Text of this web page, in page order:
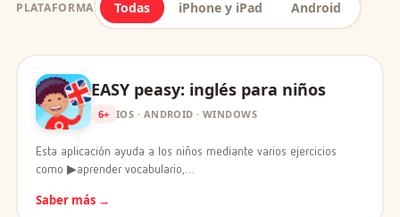
PLATAFORMA Todas iPhone y iPad Android
EASY peasy: inglés para niños
6+ IOS · ANDROID · WINDOWS
Esta aplicación ayuda a los niños mediante varios ejercicios
como ▶aprender vocabulario,…
Saber más →